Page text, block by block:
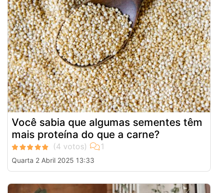
Você sabia que algumas sementes têm
mais proteína do que a carne?
Quarta 2 Abril 2025 13:33